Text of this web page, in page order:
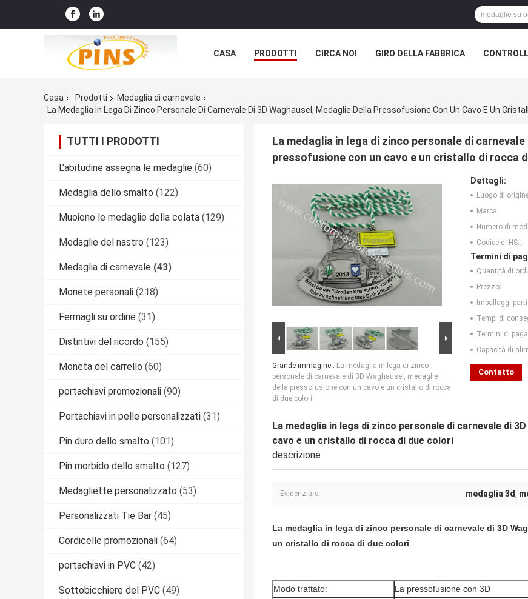
CASA PRODOTTI CIRCA NOI GIRO DELLA FABBRICA
Casa Prodotti
Medaglia di carnevale
La Medaglia In Lega Di Zinco Personale Di Carnevale Di 3D Waghausel, Medaglie Della Pressofusione Con Un Cavo E Un
TUTTI I PRODOTTI
L'abitudine assegna le medaglie (60)
Medaglia dello smalto (122)
Muoiono le medaglie della colata (129)
Medaglie del nastro (123)
Medaglia di carnevale (43)
Monete personali (218)
Fermagli su ordine (31)
Distintivi del ricordo (155)
Moneta del carrello (60)
portachiavi promozionali (90)
Portachiavi in pelle personalizzati (31)
Pin duro dello smalto (101)
Pin morbido dello smalto (127)
Medagliette personalizzato (53)
Personalizzati Tie Bar (45)
Cordicelle promozionali (64)
portachiavi in PVC (42)
Sottobicchiere del PVC (49)
La medaglia in lega di zinco personale di
pressofusione con un cavo e un cristallo di rocca
Grande immagine : La medaglia in lega di zinco
personale di carnevale di 3D Waghausel, medaglie
della pressofusione con un cavo e un cristallo di rocca
di due colori
Dettagli:
Luogo di
Marca:
Numero di
Codice di HS::
Termini di
Quantità di
Prezzo:
Imballaggi
Tempi di
Termini di
Capacità di
Contatto
La medaglia in lega di zinco personale di carnevale di
cavo e un cristallo di rocca di due colori
descrizione
Evidenziare: medaglia 3d
La medaglia in lega di zinco personale di carnevale di 3D
un cristallo di rocca di due colori
Modo trattato:
La pressofusione con 3D